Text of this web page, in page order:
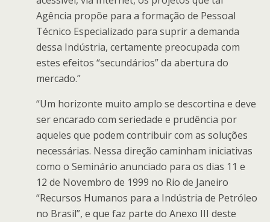
Agência propõe para a formação de Pessoal
Técnico Especializado para suprir a demanda
dessa Indústria, certamente preocupada com
estes efeitos “secundários” da abertura do
mercado.”
“Um horizonte muito amplo se descortina e deve
ser encarado com seriedade e prudência por
aqueles que podem contribuir com as soluções
necessárias. Nessa direção caminham iniciativas
como o Seminário anunciado para os dias 11 e
12 de Novembro de 1999 no Rio de Janeiro
“Recursos Humanos para a Indústria de Petróleo
no Brasil”, e que faz parte do Anexo III deste